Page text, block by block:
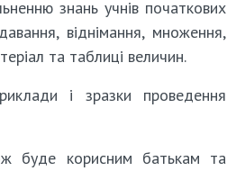
знань учнів початкових
віднімання, множення,
та таблиці величин.
і зразки проведення
буде корисним батькам та